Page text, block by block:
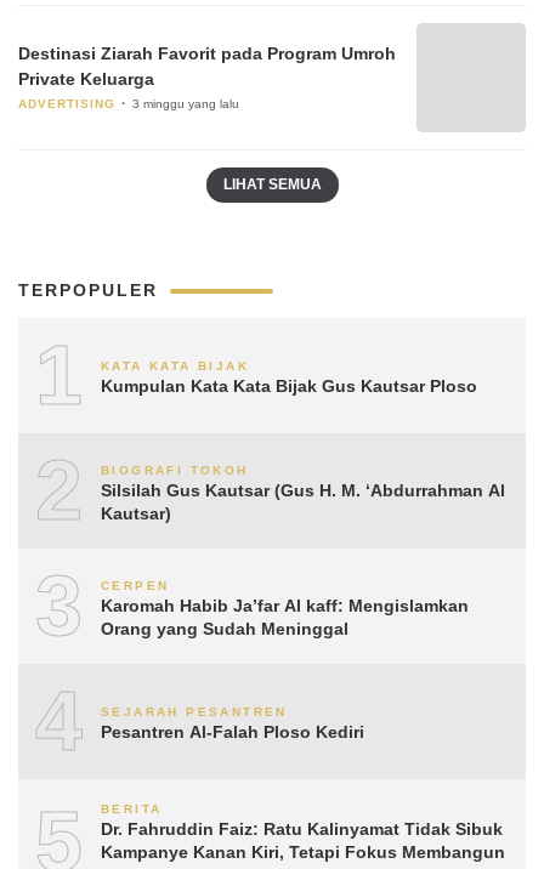
Destinasi Ziarah Favorit pada Program Umroh
Private Keluarga
ADVERTISING 3 minggu yang lalu
LIHAT SEMUA
TERPOPULER
1 KATA KATA BIJAK
Kumpulan Kata Kata Bijak Gus Kautsar Ploso
2 BIOGRAFI TOKOH
Silsilah Gus Kautsar (Gus H. M. ‘Abdurrahman Al
Kautsar)
3 CERPEN
Karomah Habib Ja’far Al kaff: Mengislamkan
Orang yang Sudah Meninggal
4 SEJARAH PESANTREN
Pesantren Al-Falah Ploso Kediri
5 BERITA
Dr. Fahruddin Faiz: Ratu Kalinyamat Tidak Sibuk
Kampanye Kanan Kiri, Tetapi Fokus Membangun